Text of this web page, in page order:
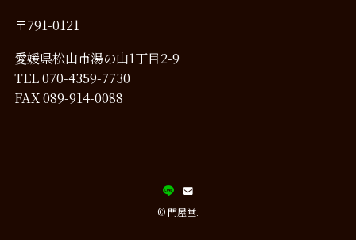
〒791-0121
愛媛県松山市湯の山1丁目2-9
TEL070-4359-7730
FAX 089-914-0088
© 門屋堂.